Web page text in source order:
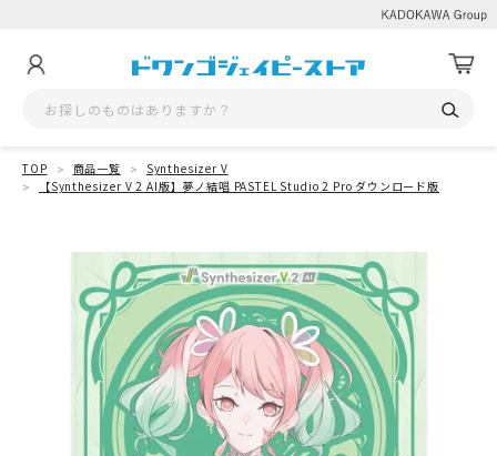
TOP 商品一覧
Synthesizer V
【Synthesizer V 2 AI版】夢ノ結唱 PASTEL Studio 2 Pro ダウンロード版